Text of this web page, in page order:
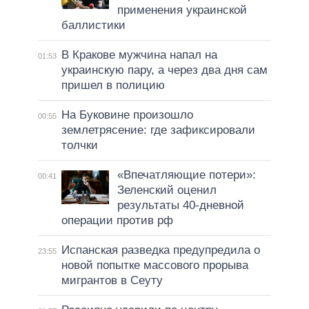
применения украинской
баллистики
01:53
В Кракове мужчина напал на
украинскую пару, а через два дня сам
пришел в полицию
00:55
На Буковине произошло
землетрясение: где зафиксировали
толчки
00:41
«Впечатляющие потери»:
Зеленский оценил
результаты 40-дневной
операции против рф
23:55
Испанская разведка предупредила о
новой попытке массового прорыва
мигрантов в Сеуту